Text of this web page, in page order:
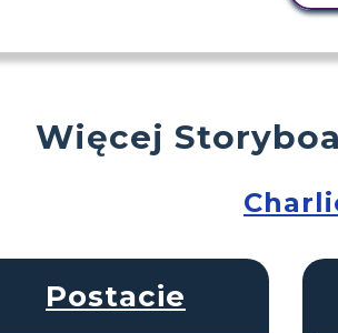
Więcej
Postacie